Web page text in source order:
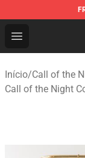
Open menu
Call of the
Início/Call of the
Call of the Night